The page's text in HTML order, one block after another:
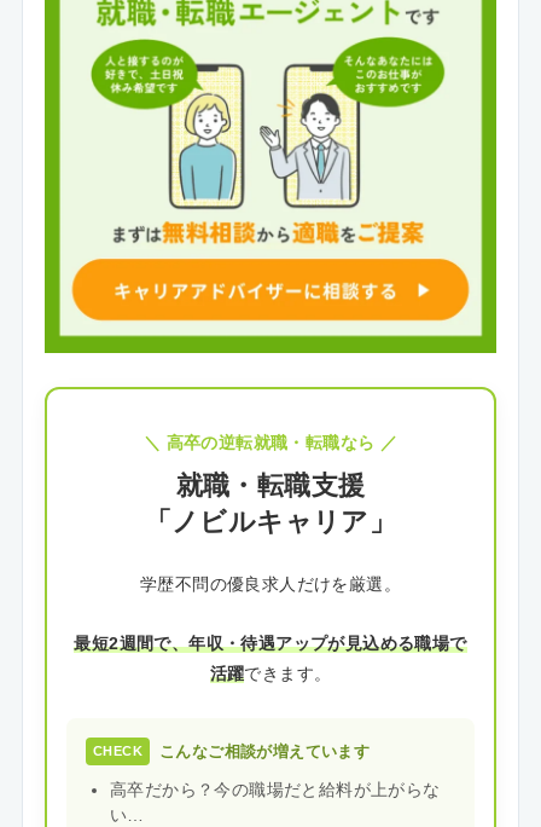
＼ 高卒の逆転就職・転職なら ／
就職・転職支援
「ノビルキャリア」
学歴不問の優良求人だけを厳選。
最短2週間で、年収・待遇アップが見込める職場で
活躍できます。
CHECK こんなご相談が増えています
高卒だから？今の職場だと給料が上がらな
い…